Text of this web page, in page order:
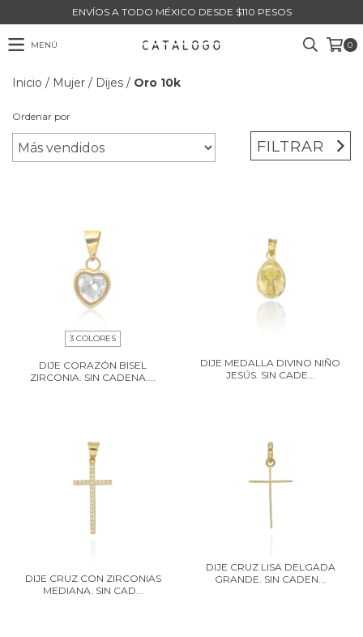
ENVÍOS A TODO MÉXICO DESDE $110 PESOS
MENÚ 0
Inicio / Mujer / Dijes / Oro 10k
Ordenar por
FILTRAR
3 COLORES
DIJE CORAZÓN BISEL
ZIRCONIA. SIN CADENA....
DIJE MEDALLA DIVINO NIÑO
JESÚS. SIN CADE...
DIJE CRUZ CON ZIRCONIAS
MEDIANA. SIN CAD...
DIJE CRUZ LISA DELGADA
GRANDE. SIN CADEN...